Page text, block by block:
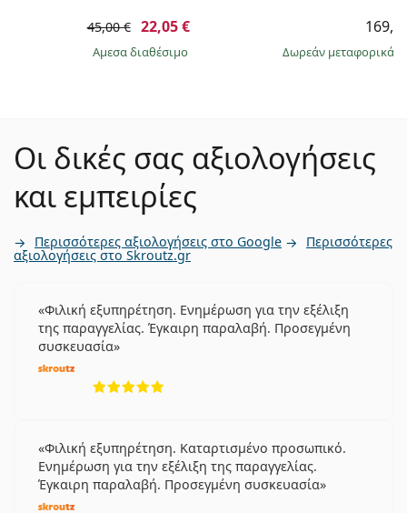
45,00 € 22,05 €
άμεσα διαθέσιμο Δωρεάν μεταφορικά
Οι δικές σας αξιολογήσεις
και εμπειρίες
Περισσότερες αξιολογήσεις στο Google Περισσότερες
αξιολογήσεις στο Skroutz.gr
Φιλική εξυπηρέτηση. Ενημέρωση για την εξέλιξη
της παραγγελίας. Έγκαιρη παραλαβή. Προσεγμένη
συσκευασία
Φιλική εξυπηρέτηση. Καταρτισμένο προσωπικό.
Ενημέρωση για την εξέλιξη της παραγγελίας.
Έγκαιρη παραλαβή. Προσεγμένη συσκευασία